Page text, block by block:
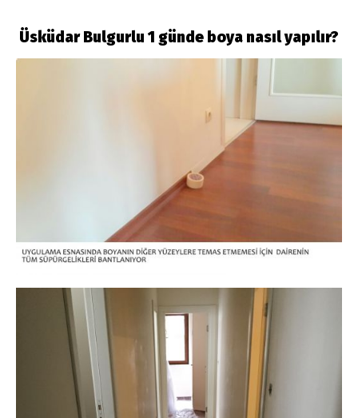
Üsküdar Bulgurlu 1 günde boya nasıl yapılır?